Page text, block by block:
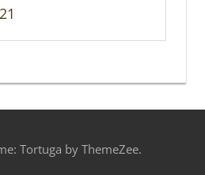
Tortuga by ThemeZee.